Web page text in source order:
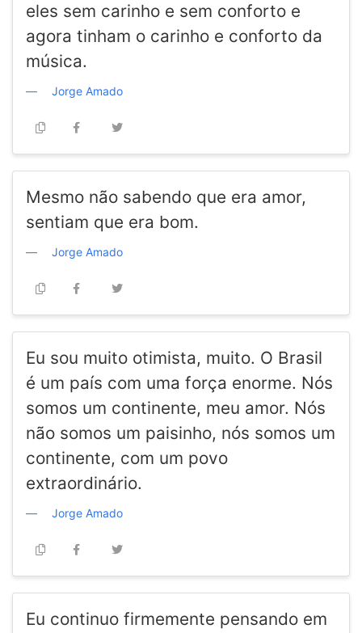
eles sem carinho e sem conforto e
agora tinham o carinho e conforto da
música.
Jorge Amado
Mesmo não sabendo que era amor,
sentiam que era bom.
Jorge Amado
Eu sou muito otimista, muito. O Brasil
é um país com uma força enorme. Nós
somos um continente, meu amor. Nós
não somos um paisinho, nós somos um
continente, com um povo
extraordinário.
Jorge Amado
Eu continuo firmemente pensando em